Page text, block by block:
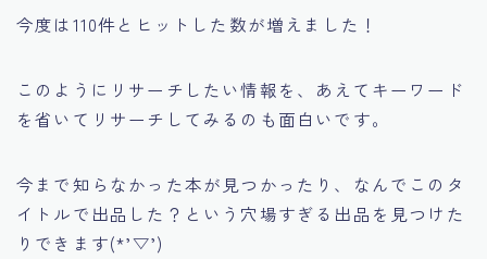
今度は110件とヒットした数が増えました！
このようにリサーチしたい情報を、あえてキーワード
を省いてリサーチしてみるのも面白いです。
今まで知らなかった本が見つかったり、なんでこのタ
イトルで出品した？という穴場すぎる出品を見つけた
りできます(*’▽’)